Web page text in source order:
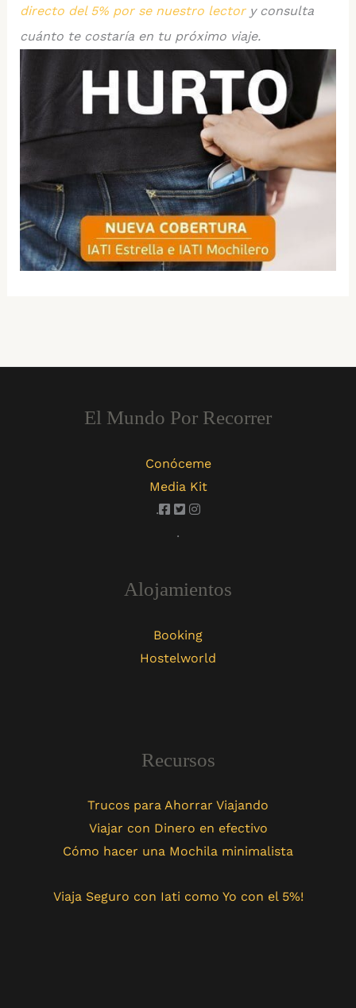
directo del 5% por se nuestro lectory consulta
cuánto te costaría en tu próximo viaje.
El Mundo Por Recorrer
Conóceme
Media Kit
.
.
Alojamientos
Booking
Hostelworld
Recursos
Trucos para Ahorrar Viajando
Viajar con Dinero en efectivo
Cómo hacer una Mochila minimalista
Viaja Seguro con Iati como Yo con el 5%!